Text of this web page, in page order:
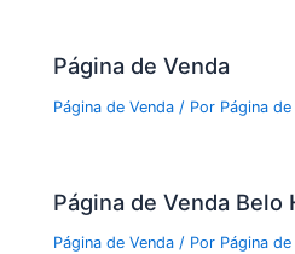
Página de Venda
Página de Venda / Por Página
Página de Venda Belo
Página de Venda / Por Página